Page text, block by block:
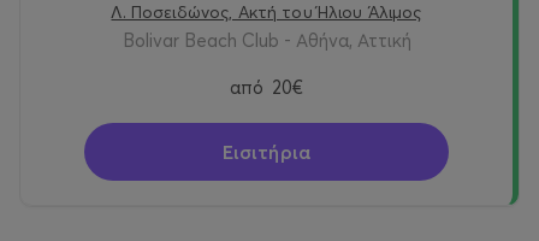
Λ. Ποσειδώνος, Ακτή του Ήλιου Άλιμος
Bolivar Beach Club - Αθήνα, Αττική
από 20€
Εισιτήρια